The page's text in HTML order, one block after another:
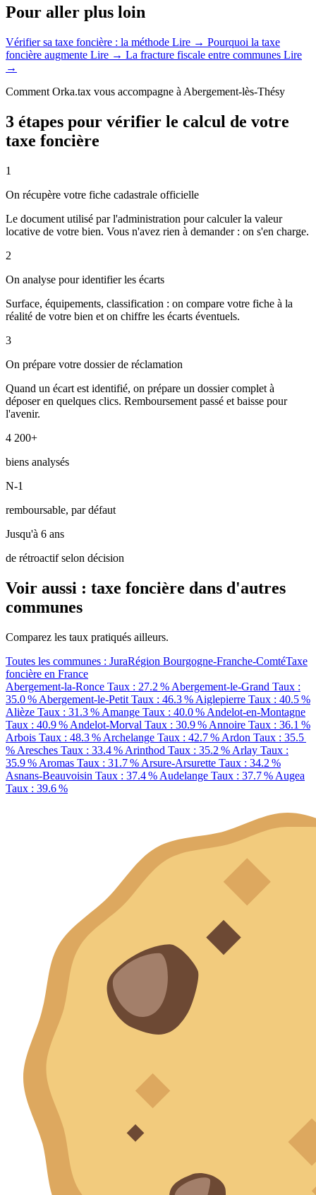
Pour aller plus loin
Vérifier sa taxe foncière : la méthode Lire → Pourquoi la taxe
foncière augmente Lire → La fracture fiscale entre communes Lire
→
Comment Orka.tax vous accompagne à Abergement-lès-Thésy
3 étapes pour vérifier le calcul de votre
taxe foncière
1
On récupère votre fiche cadastrale officielle
Le document utilisé par l'administration pour calculer la valeur
locative de votre bien. Vous n'avez rien à demander : on s'en charge.
2
On analyse pour identifier les écarts
Surface, équipements, classification : on compare votre fiche à la
réalité de votre bien et on chiffre les écarts éventuels.
3
On prépare votre dossier de réclamation
Quand un écart est identifié, on prépare un dossier complet à
déposer en quelques clics. Remboursement passé et baisse pour
l'avenir.
4 200+
biens analysés
N-1
remboursable, par défaut
Jusqu'à 6 ans
de rétroactif selon décision
Voir aussi : taxe foncière dans d'autres
communes
Comparez les taux pratiqués ailleurs.
Toutes les communes : JuraRégion Bourgogne-Franche-ComtéTaxe
foncière en France
Abergement-la-Ronce Taux : 27.2 % Abergement-le-Grand Taux :
35.0 % Abergement-le-Petit Taux : 46.3 % Aiglepierre Taux : 40.5 %
Alièze Taux : 31.3 % Amange Taux : 40.0 % Andelot-en-Montagne
Taux : 40.9 % Andelot-Morval Taux : 30.9 % Annoire Taux : 36.1 %
Arbois Taux : 48.3 % Archelange Taux : 42.7 % Ardon Taux : 35.5
% Aresches Taux : 33.4 % Arinthod Taux : 35.2 % Arlay Taux :
35.9 % Aromas Taux : 31.7 % Arsure-Arsurette Taux : 34.2 %
Asnans-Beauvoisin Taux : 37.4 % Audelange Taux : 37.7 % Augea
Taux : 39.6 %